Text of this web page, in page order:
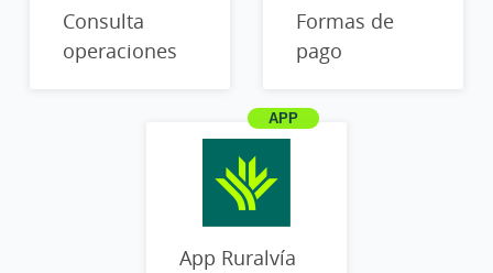
Consulta
operaciones
Formas de
pago
App Ruralvía